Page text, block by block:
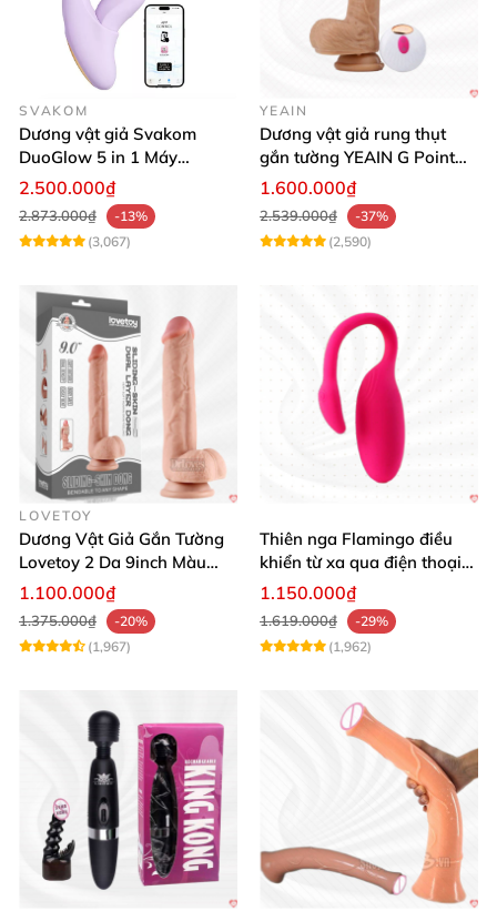
SVAKOM
Dương vật giả Svakom
DuoGlow 5 in 1 Máy
Massage Điểm G & Âm Vật
Điều Khiển App
2.500.000₫
2.873.000₫
-13%
(3,067)
YEAIN
Dương vật giả rung thụt
gắn tường YEAIN G Point
siêu thực điều khiển từ xa
1.600.000₫
2.539.000₫
-37%
(2,590)
LOVETOY
Dương Vật Giả Gắn Tường
Lovetoy 2 Da 9inch Màu
Flesh Hàng Chính Hãng
1.100.000₫
1.375.000₫
-20%
(1,967)
Thiên nga Flamingo điều
khiển từ xa qua điện thoại
cực dễ dàng
1.150.000₫
1.619.000₫
-29%
(1,962)